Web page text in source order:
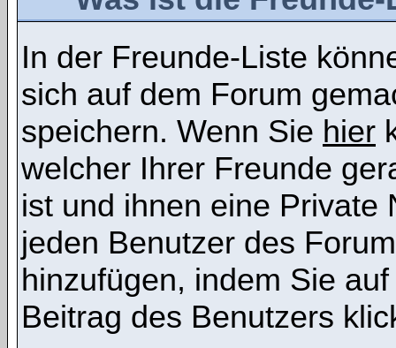
In der Freunde-Liste
sich auf dem Forum
speichern. Wenn Sie hier
welcher Ihrer Freunde
ist und ihnen eine Private
jeden Benutzer des
hinzufügen, indem Sie
Beitrag des Benutzers